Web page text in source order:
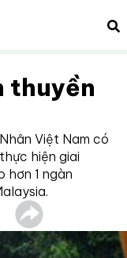
thuyền
Việt Nam có
hiện giai
hơn 1 ngàn